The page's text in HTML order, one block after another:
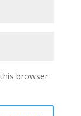
browser